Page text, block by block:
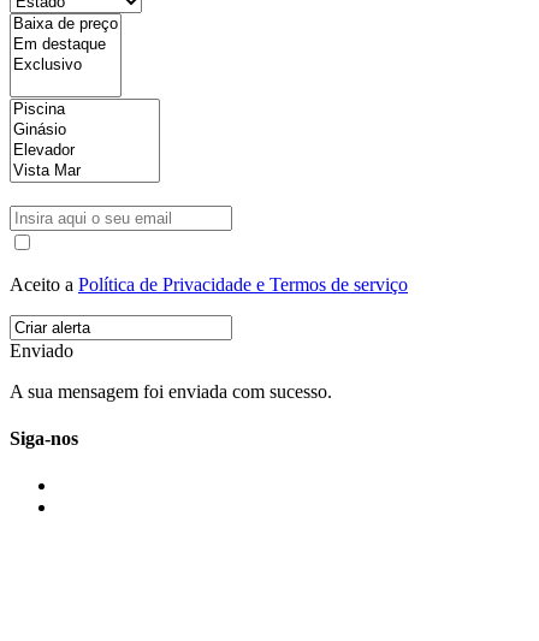
Aceito a Política de Privacidade e Termos de serviço
Enviado
A sua mensagem foi enviada com sucesso.
Siga-nos